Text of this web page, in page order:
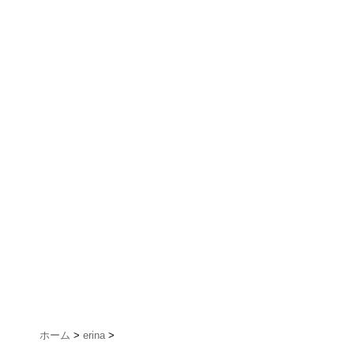
ホーム > erina >